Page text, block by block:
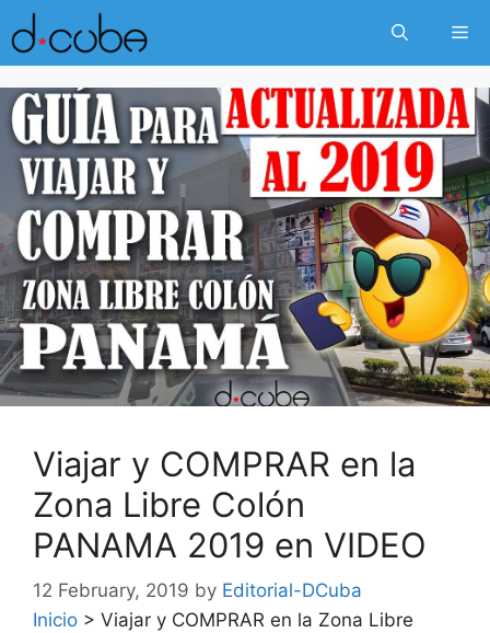
Skip
to
content
Viajar y COMPRAR en la
Zona Libre Colón
PANAMA 2019 en VIDEO
12 February, 2019 by Editorial-DCuba
Inicio > Viajar y COMPRAR en la Zona Libre